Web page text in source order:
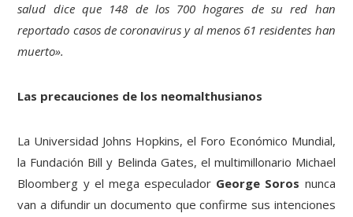
salud dice que 148 de los 700 hogares de su red han
reportado casos de coronavirus y al menos 61 residentes han
muerto».
Las precauciones de los neomalthusianos
La Universidad Johns Hopkins, el Foro Económico Mundial,
la Fundación Bill y Belinda Gates, el multimillonario Michael
Bloomberg y el mega especulador George Soros nunca
van a difundir un documento que confirme sus intenciones